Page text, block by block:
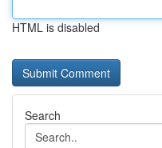
HTML is disabled
Search